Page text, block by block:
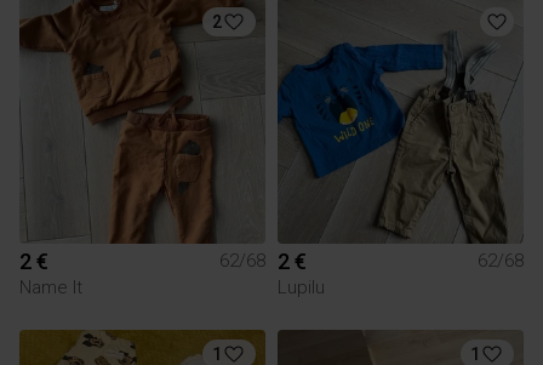
2
2 €
62/68
Name It
2 €
62/68
Lupilu
1 1